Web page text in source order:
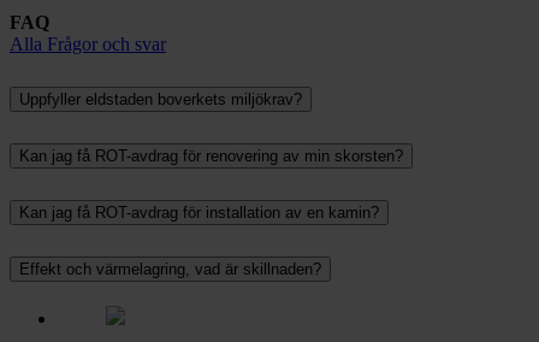
FAQ
Alla Frågor och svar
Uppfyller eldstaden boverkets miljökrav?
Kan jag få ROT-avdrag för renovering av min skorsten?
Kan jag få ROT-avdrag för installation av en kamin?
Effekt och värmelagring, vad är skillnaden?